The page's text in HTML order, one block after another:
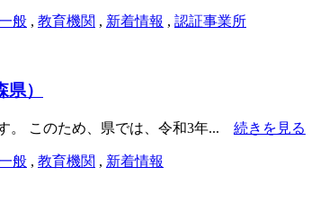
般 , 教育機関 , 新着情報 , 認証事業所
）
。 このため、県では、令和3年... 続きを見る
般 , 教育機関 , 新着情報